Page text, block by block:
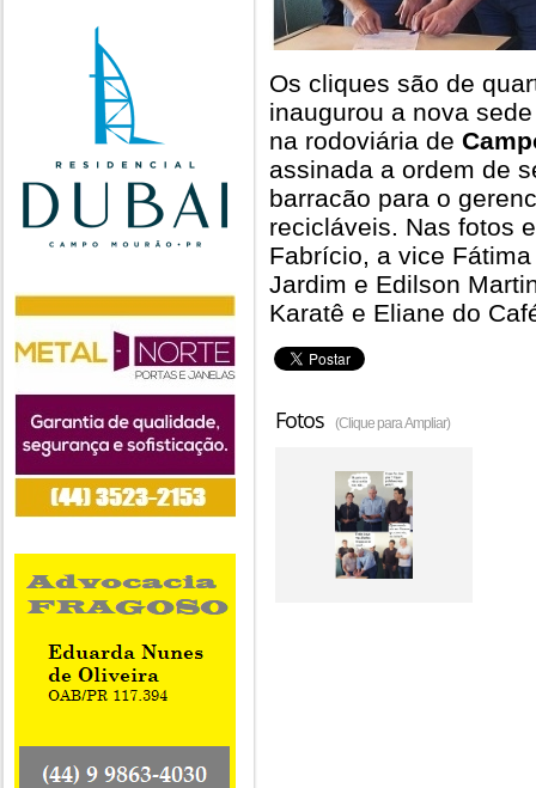
Os cliques são de
inaugurou a nova
na rodoviária de
assinada a ordem de
barracão para o
recicláveis. Nas fotos
Fabrício, a vice
Jardim e Edilson
Karatê e Eliane do
Fotos (Clique para Ampliar)